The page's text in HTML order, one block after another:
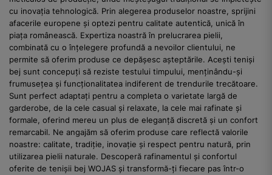
cu inovația tehnologică. Prin alegerea produselor noastre, sprijini
afacerile europene și optezi pentru calitate autentică, unică în
piața românească. Expertiza noastră în prelucrarea pielii,
combinată cu o înțelegere profundă a nevoilor clientului, ne
permite să oferim produse ce depășesc așteptările. Acești teniși
bej sunt concepuți să reziste testului timpului, menținându-și
frumusețea și funcționalitatea indiferent de trendurile trecătoare.
Sunt perfect adaptați pentru a completa o varietate largă de
garderobe, de la cele casual și relaxate, la cele mai rafinate și
formale, oferind mereu un plus de eleganță discretă și un confort
remarcabil. Ne angajăm să oferim produse care reflectă valorile
noastre: calitate, tradiție, inovație și respect pentru natură, prin
utilizarea pielii naturale. Descoperă rafinamentul și confortul
oferite de tenișii bej WOJAS și transformă-ți fiecare pas într-o